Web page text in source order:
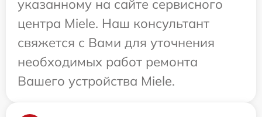
указанному на сайте сервисного
центра Miele. Наш консультант
свяжется с Вами для уточнения
необходимых работ ремонта
Вашего устройства Miele.